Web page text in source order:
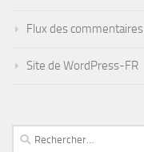
Flux des commentaires
Site de WordPress-FR
Rechercher :